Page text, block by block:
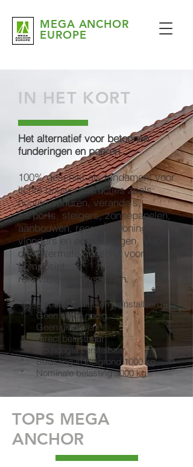
MEGA ANCHOR
EUROPE
IN HET KORT
Het alternatief voor betonnen
funderingen en poeren
100% geschikt als fundament voor
lichte bouwconstructies zoals:
houten schuren, veranda's,
carports, steigers, zonnepanelen,
aanbouwen, recreatiewoningen,
vlonders en eco woningen. Maar
ook uitermate geschikt voor
composiet
renovatievloersystemen.
* Binnen 10 minuten geïnstalleerd
* Geen beton nodig
* Geen graafwerk
* Direct belastbaar
* Op hoogte verstelbaar
* Belasting in kleigrond 1000 kg
* Nominale belasting 3000 kg
TOPS MEGA
ANCHOR